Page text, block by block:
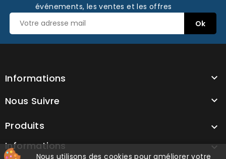
événements, les ventes et les offres
Informations 
Nous Suivre 
Produits 
Informations 
Nous utilisons des cookies pour améliorer votre